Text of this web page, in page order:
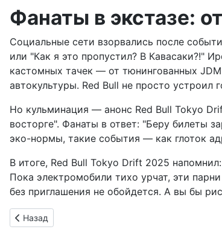
Фанаты в экстазе:
Социальные сети взорвались после
или "Как я это пропустил? В Кавасаки?!"
кастомных тачек — от тюнингованных
автокультуры. Red Bull не просто
Но кульминация — анонс Red Bull Tokyo
восторге". Фанаты в ответ: "Беру билеты
эко-нормы, такие события — как глоток
В итоге, Red Bull Tokyo Drift 2025
Пока электромобили тихо урчат, эти
без приглашения не обойдется. А вы бы
Предыдущий: Горячие струи спасения: как
Назад